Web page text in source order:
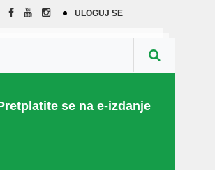
ULOGUJ SE
se na e-izdanje